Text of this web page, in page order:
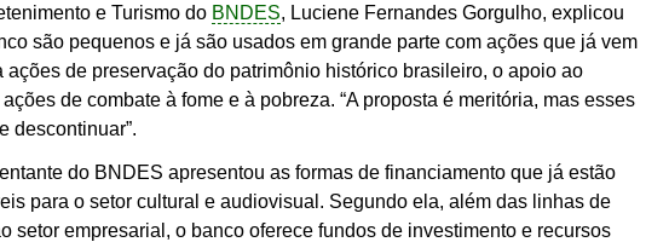
e Turismo do BNDES, Luciene Fernandes Gorgulho, explicou
são pequenos e já são usados em grande parte com ações que já vem
de preservação do patrimônio histórico brasileiro, o apoio ao
de combate à fome e à pobreza. “A proposta é meritória, mas esses
descontinuar”.
do BNDES apresentou as formas de financiamento que já estão
para o setor cultural e audiovisual. Segundo ela, além das linhas de
setor empresarial, o banco oferece fundos de investimento e recursos